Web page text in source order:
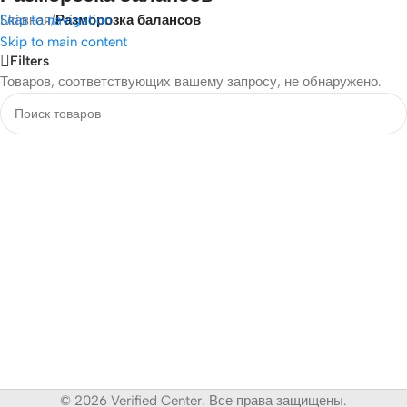
Skip to navigation
Skip to main content
Главная/Разморозка балансов
Filters
Товаров, соответствующих вашему запросу, не обнаружено.
© 2026 Verified Center. Все права защищены.